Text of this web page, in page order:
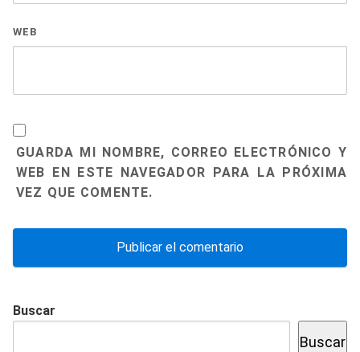
WEB
GUARDA MI NOMBRE, CORREO ELECTRÓNICO Y
WEB EN ESTE NAVEGADOR PARA LA PRÓXIMA
VEZ QUE COMENTE.
Buscar
Buscar